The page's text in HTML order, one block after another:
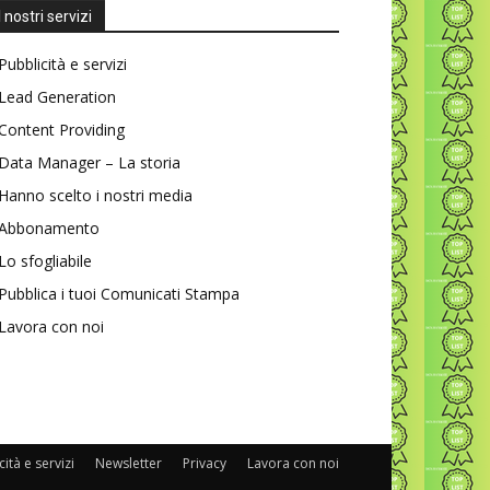
I nostri servizi
Pubblicità e servizi
Lead Generation
Providing
Data Manager – La storia
Hanno scelto i nostri media
Lo sfogliabile
Pubblica i tuoi Comunicati Stampa
Lavora con noi
e servizi Newsletter Privacy Lavora con noi